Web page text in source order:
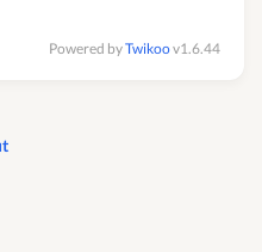
Powered byTwikoov1.6.44